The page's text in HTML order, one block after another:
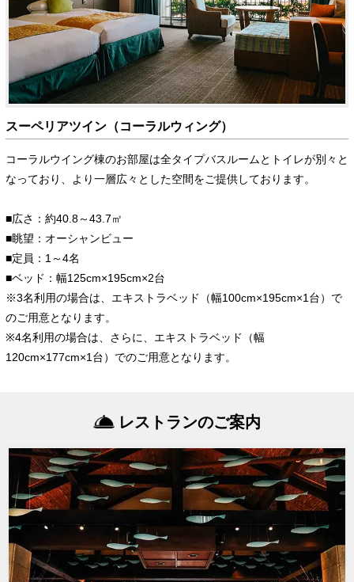
スーペリアツイン（コーラルウィング）
コーラルウイング棟のお部屋は全タイプバスルームとトイレが別々と
なっており、より一層広々とした空間をご提供しております。
■広さ：約40.8～43.7㎡
■眺望：オーシャンビュー
■定員：1～4名
■ベッド：幅125cm×195cm×2台
※3名利用の場合は、エキストラベッド（幅100cm×195cm×1台）で
のご用意となります。
※4名利用の場合は、さらに、エキストラベッド（幅
120cm×177cm×1台）でのご用意となります。
レストランのご案内